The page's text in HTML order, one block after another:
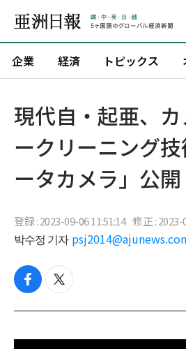
企業 経済 トピックス
現代自・起亜、
ークリーニング
ータカメラ」公開
登録 : 2023-09-06 11:51:14 修正 : 2023-
박수정 기자
f
c
b
t
i
t